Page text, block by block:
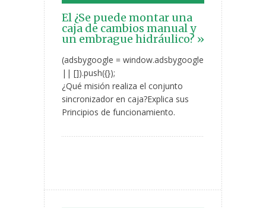
El ¿Se puede montar una
caja de cambios manual y
un embrague hidráulico? »
(adsbygoogle = window.adsbygoogle
|| []).push({});
¿Qué misión realiza el conjunto
sincronizador en caja?Explica sus
Principios de funcionamiento.